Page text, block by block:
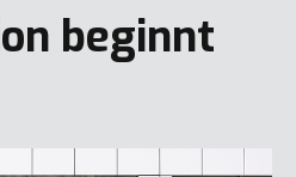
beginnt